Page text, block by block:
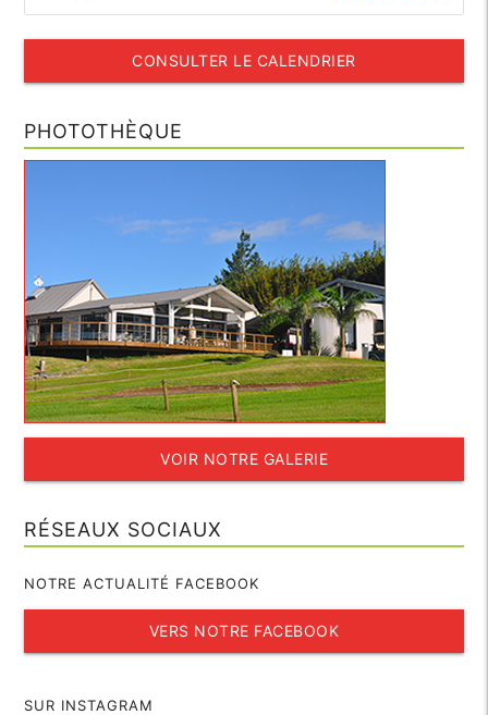
CONSULTER LE CALENDRIER
PHOTOTHÈQUE
VOIR NOTRE GALERIE
RÉSEAUX SOCIAUX
NOTRE ACTUALITÉ FACEBOOK
VERS NOTRE FACEBOOK
SUR INSTAGRAM